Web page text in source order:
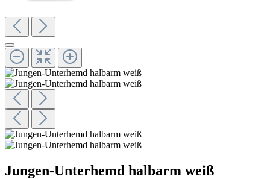
Jungen-Unterhemd halbarm weiß